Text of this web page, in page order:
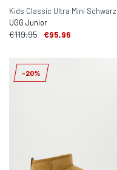
Kids Classic Ultra Mini Schwarz
UGG Junior
€119,95 €95,96
-20%